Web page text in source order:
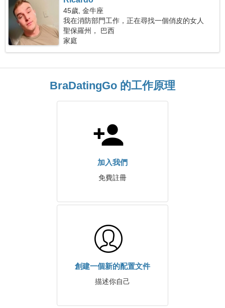
45歲, 金牛座
我在消防部門工作，正在尋找一個俏皮的女人
聖保羅州， 巴西
家庭
BraDatingGo 的工作原理
加入我們
免費註冊
創建一個新的配置文件
描述你自己